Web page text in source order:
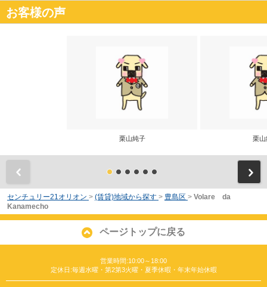
お客様の声
栗山純子 栗山
センチュリー21オリオン > (賃貸)地域から探す > 豊島区 > Volare da
Kanamecho
ページトップに戻る
営業時間:10:00～18:00
定休日:毎週水曜・第2第3火曜・夏季休暇・年末年始休暇